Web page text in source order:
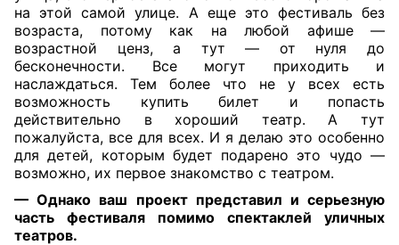
на этой самой улице. А еще это фестиваль без
возраста, потому как на любой афише —
возрастной ценз, а тут — от нуля до
бесконечности. Все могут приходить и
наслаждаться. Тем более что не у всех есть
возможность купить билет и попасть
действительно в хороший театр. А тут
пожалуйста, все для всех. И я делаю это особенно
для детей, которым будет подарено это чудо —
возможно, их первое знакомство с театром.
— Однако ваш проект представил и серьезную
часть фестиваля помимо спектаклей уличных
театров.